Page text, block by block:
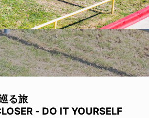
る旅
- DO IT YOURSELF